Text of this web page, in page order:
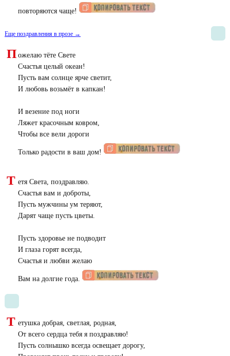
повторяются чаще!
Еще поздравления в прозе →
П ожелаю тёте Свете
Счастья целый океан!
Пусть вам солнце ярче светит,
И любовь возьмёт в капкан!
И везение под ноги
Ляжет красочным ковром,
Чтобы все вели дороги
Только радости в ваш дом!
Т етя Света, поздравляю.
Счастья вам и доброты,
Пусть мужчины ум теряют,
Дарят чаще пусть цветы.
Пусть здоровье не подводит
И глаза горят всегда,
Счастья и любви желаю
Вам на долгие года.
Т етушка добрая, светлая, родная,
От всего сердца тебя я поздравляю!
Пусть солнышко всегда освещает дорогу,